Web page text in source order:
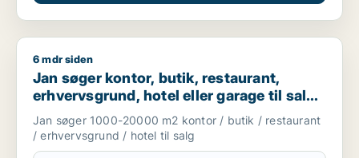
Jan søger kontor, butik, restaurant, erhvervsgrund, hotel
6 mdr siden
Jan søger kontor, butik, restaurant,
erhvervsgrund, hotel eller garage til salg i
København, Kongens Lyngby eller
Gentofte
Jan søger 1000-20000 m2 kontor / butik / restaurant
/ erhvervsgrund / hotel til salg